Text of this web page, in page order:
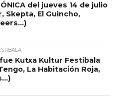
del jueves 14 de julio
Skepta, El Guincho,
Kutxa Kultur Festibala
La Habitación Roja,